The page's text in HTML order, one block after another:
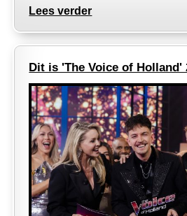
Lees verder
Dit is 'The Voice of Holland'